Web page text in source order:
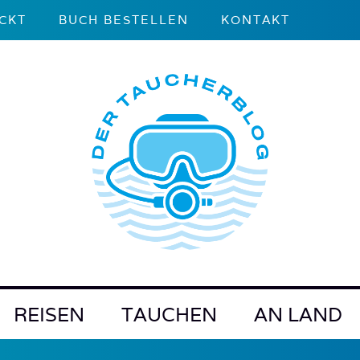
BUCH BESTELLEN KONTAKT
REISEN TAUCHEN AN LAND